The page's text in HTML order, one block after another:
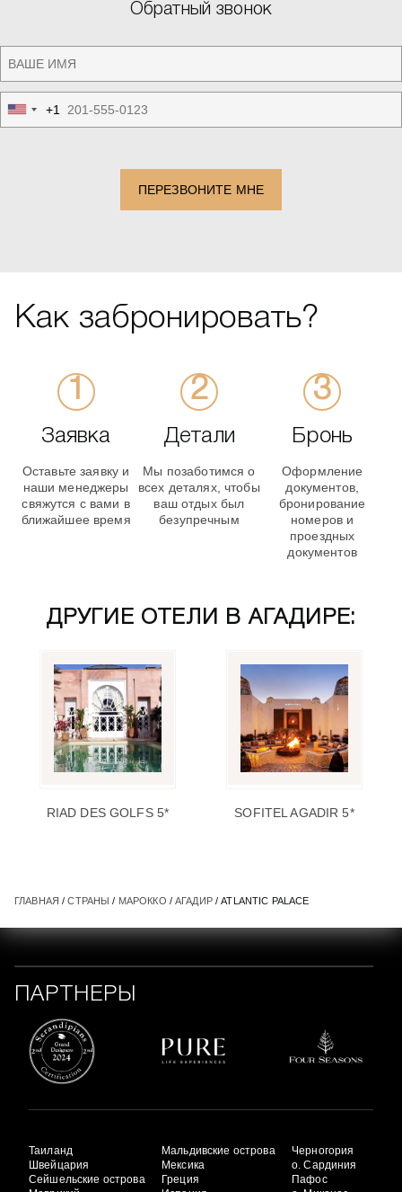
Обратный звонок
United
States
+1
ПЕРЕЗВОНИТЕ МНЕ
Как забронировать?
Заявка
Оставьте заявку и
наши менеджеры
свяжутся с вами в
ближайшее время
Детали
Мы позаботимся о
всех деталях, чтобы
ваш отдых был
безупречным
Бронь
Оформление
документов,
бронирование
номеров и
проездных
документов
ДРУГИЕ ОТЕЛИ В АГАДИРЕ:
RIAD DES GOLFS 5* SOFITEL AGADIR 5*
ГЛАВНАЯ /СТРАНЫ / МАРОККО /АГАДИР/ ATLANTIC PALACE
ПАРТНЕРЫ
Таиланд
Швейцария
Сейшельские острова
Мальдивские острова
Мексика
Греция
Черногория
о. Сардиния
Пафос